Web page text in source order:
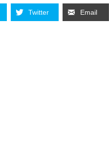
Twitter Email